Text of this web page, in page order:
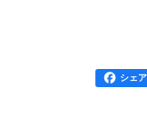
シェア